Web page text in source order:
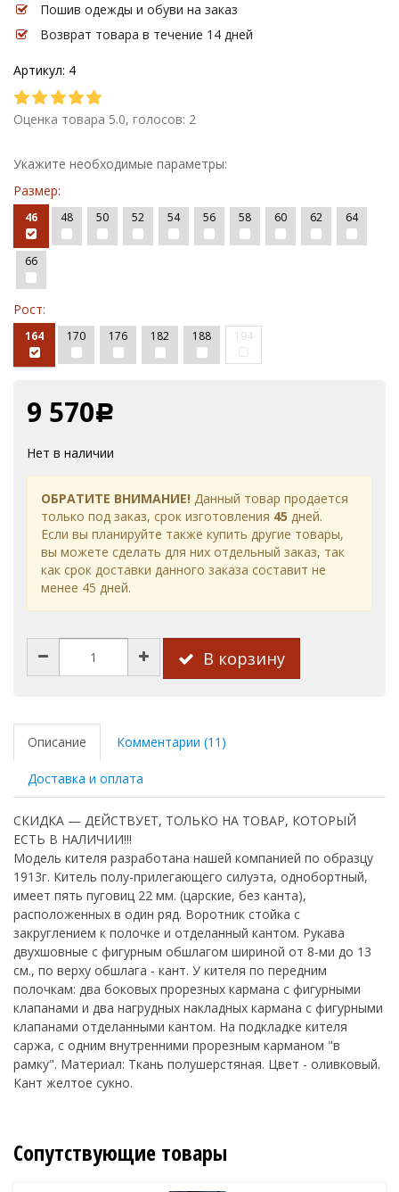
Пошив одежды и обуви на заказ
Возврат товара в течение 14 дней
Артикул: 4
Оценка товара 5.0, голосов: 2
Укажите необходимые параметры:
Размер:
46 48 50 52 54 56 58 60 62 64
66
Рост:
164 170 176 182 188 194
9 570Р
Нет в наличии
ОБРАТИТЕ ВНИМАНИЕ! Данный товар продается
только под заказ, срок изготовления 45 дней.
Если вы планируйте также купить другие товары,
вы можете сделать для них отдельный заказ, так
как срок доставки данного заказа составит не
менее 45 дней.
В корзину
Описание Комментарии (11)
Доставка и оплата
СКИДКА — ДЕЙСТВУЕТ, ТОЛЬКО НА ТОВАР, КОТОРЫЙ
ЕСТЬ В НАЛИЧИИ!!!
Модель кителя разработана нашей компанией по образцу
1913г. Китель полу-прилегающего силуэта, однобортный,
имеет пять пуговиц 22 мм. (царские, без канта),
расположенных в один ряд. Воротник стойка с
закруглением к полочке и отделанный кантом. Рукава
двухшовные с фигурным обшлагом шириной от 8-ми до 13
см., по верху обшлага - кант. У кителя по передним
полочкам: два боковых прорезных кармана с фигурными
клапанами и два нагрудных накладных кармана с фигурными
клапанами отделанными кантом. На подкладке кителя
саржа, с одним внутренними прорезным карманом "в
рамку". Материал: Ткань полушерстяная. Цвет - оливковый.
Кант желтое сукно.
Сопутствующие товары